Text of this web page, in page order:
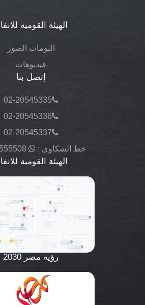
الهيئة القومية للانفاق
البومات الصور
فيديوهات
إتصل بنا
02-20545335
02-20545336
02-20545337
خط الشكاوى :
01023555508
الهيئة القومية للانفاق
رؤية مصر 2030